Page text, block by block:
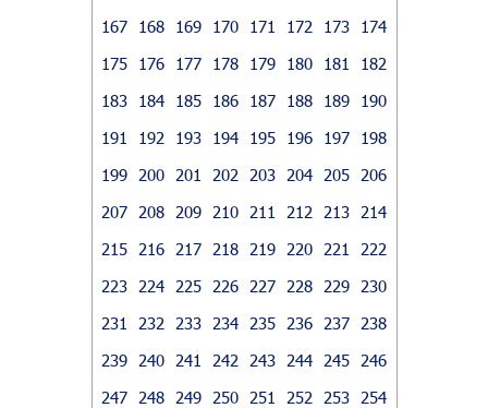
167
168 169 170 171 172 173
174
175
176 177 178 179 180 181
182
183
184 185 186 187 188 189
190
191
192 193 194 195 196 197
198
199
200 201 202 203 204 205
206
207
208 209 210 211 212 213
214
215
216 217 218 219 220 221
222
223
224 225 226 227 228 229
230
231
232 233 234 235 236 237
238
239
240 241 242 243 244 245
246
247
248 249 250 251 252 253
254